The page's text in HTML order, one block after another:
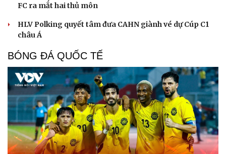
FC ra mắt hai thủ môn
HLV Polking quyết tâm đưa CAHN giành vé dự Cúp C1
châu Á
BÓNG ĐÁ QUỐC TẾ